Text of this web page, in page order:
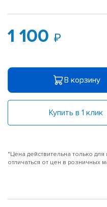
1 100
В корзину
Купить в 1 клик
*Цена действительна только
отличаться от цен в розничных